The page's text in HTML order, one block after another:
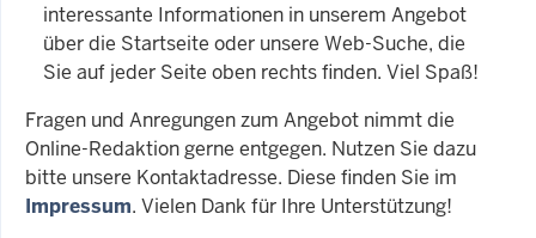
interessante Informationen in unserem Angebot
über die Startseite oder unsere Web-Suche, die
Sie auf jeder Seite oben rechts finden. Viel Spaß!
Fragen und Anregungen zum Angebot nimmt die
Online-Redaktion gerne entgegen. Nutzen Sie dazu
bitte unsere Kontaktadresse. Diese finden Sie im
Impressum. Vielen Dank für Ihre Unterstützung!